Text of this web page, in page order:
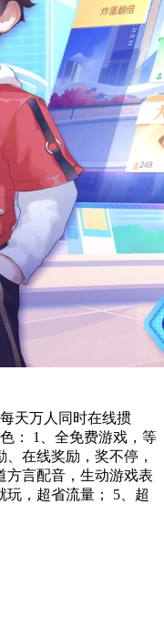
天万人同时在线掼
： 1、全免费游戏，等
在线奖励，奖不停，
方言配音，生动游戏表
玩，超省流量； 5、超